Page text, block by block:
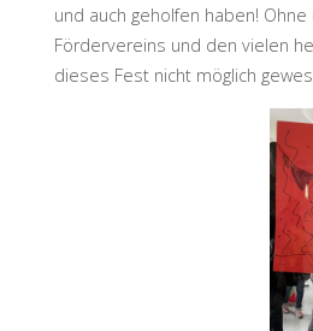
und auch geholfen haben!
Fördervereins und den vielen
dieses Fest nicht möglich